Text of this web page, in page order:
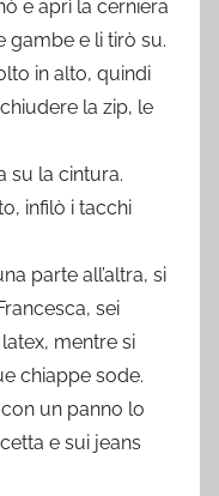
e aprì la cerniera
gambe e li tirò su.
in alto, quindi
la zip, le
su la cintura.
infilò i tacchi
parte all’altra, si
sei
mentre si
chiappe sode.
un panno lo
e sui jeans